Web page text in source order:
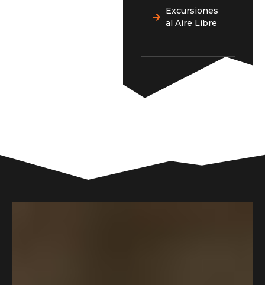
Excursiones
al Aire Libre